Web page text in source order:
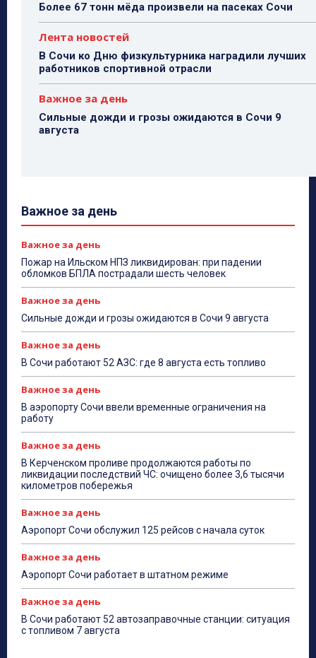
Более 67 тонн мёда произвели на пасеках Сочи
Лента новостей
В Сочи ко Дню физкультурника наградили лучших
работников спортивной отрасли
Важное за день
Сильные дожди и грозы ожидаются в Сочи 9
августа
Важное за день
Важное за день
Пожар на Ильском НПЗ ликвидирован: при падении
обломков БПЛА пострадали шесть человек
Важное за день
Сильные дожди и грозы ожидаются в Сочи 9 августа
Важное за день
В Сочи работают 52 АЗС: где 8 августа есть топливо
Важное за день
В аэропорту Сочи ввели временные ограничения на
работу
Важное за день
В Керченском проливе продолжаются работы по
ликвидации последствий ЧС: очищено более 3,6 тысячи
километров побережья
Важное за день
Аэропорт Сочи обслужил 125 рейсов с начала суток
Важное за день
Аэропорт Сочи работает в штатном режиме
Важное за день
В Сочи работают 52 автозаправочные станции: ситуация
с топливом 7 августа